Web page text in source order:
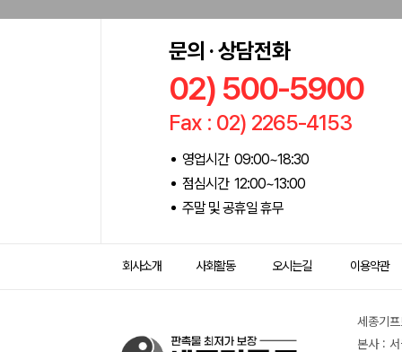
문의 · 상담전화
02) 500-5900
Fax : 02) 2265-4153
영업시간 09:00~18:30
점심시간 12:00~13:00
주말 및 공휴일 휴무
회사소개 사회활동 오시는길 이용약관
세종기
본사 :